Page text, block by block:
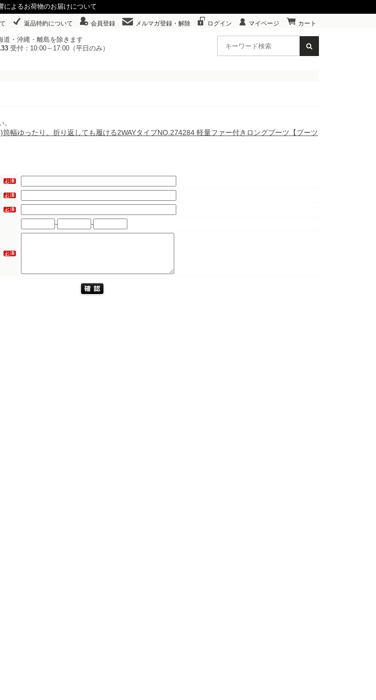
によるお荷物のお届けについて
返品特約について 会員登録 メルマガ登録・解除 ログイン マイページ カート
道・沖縄・離島を除きます
受付：10:00～17:00（平日のみ）
幅ゆったり。折り返しても履ける2WAYタイプNO.274284 軽量ファー付きロングブーツ【ブーツ
- -